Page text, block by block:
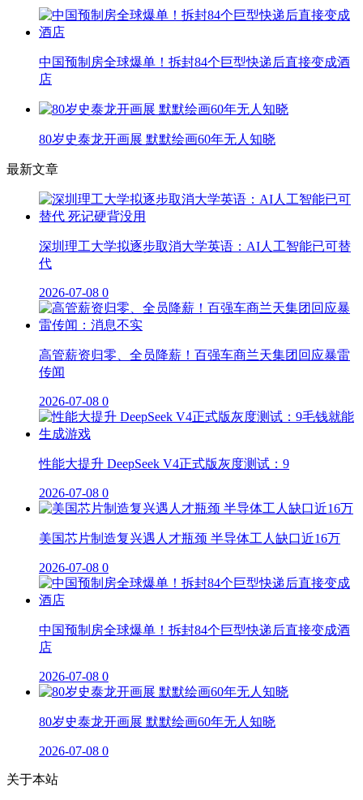
中国预制房全球爆单！拆封84个巨型快递后直接变成酒
店
80岁史泰龙开画展 默默绘画60年无人知晓
最新文章
深圳理工大学拟逐步取消大学英语：AI人工智能已可替
代
2026-07-08 0
高管薪资归零、全员降薪！百强车商兰天集团回应暴雷
传闻
2026-07-08 0
性能大提升 DeepSeek V4正式版灰度测试：9
2026-07-08 0
美国芯片制造复兴遇人才瓶颈 半导体工人缺口近16万
2026-07-08 0
中国预制房全球爆单！拆封84个巨型快递后直接变成酒
店
2026-07-08 0
80岁史泰龙开画展 默默绘画60年无人知晓
2026-07-08 0
关于本站